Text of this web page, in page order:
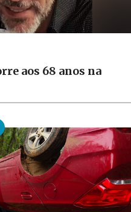
aos 68 anos na